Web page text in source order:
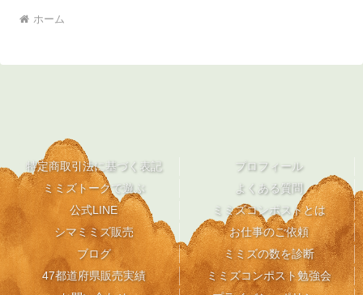
ホーム
特定商取引法に基づく表記
プロフィール
ミミズトークで遊ぶ
よくある質問
公式LINE
ミミズコンポストとは
シマミミズ販売
お仕事のご依頼
ブログ
ミミズの数を診断
47都道府県販売実績
ミミズコンポスト勉強会